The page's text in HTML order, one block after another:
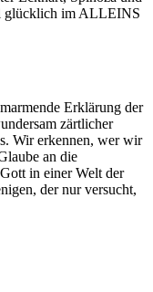
glücklich im ALLEINS
Erklärung der
zärtlicher
Wir erkennen, wer wir
an die
in einer Welt der
der nur versucht,